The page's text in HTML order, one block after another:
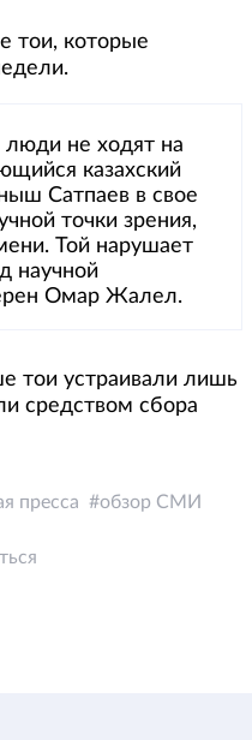
тои, которые
люди не ходят на
казахский
Сатпаев в свое
точки зрения,
Той нарушает
научной
Омар Жалел.
тои устраивали лишь
средством сбора
пресса обзор СМИ